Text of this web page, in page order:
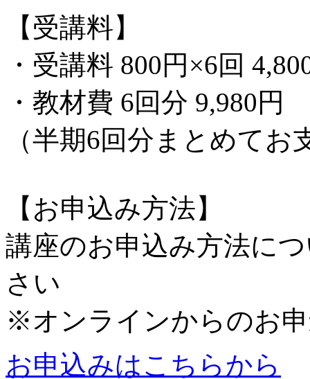
【受講料】
・受講料 800円×6回
・教材費 6回分 9,980円
（半期6回分まとめて
【お申込み方法】
講座のお申込み方法に
さい
※オンラインからのお
お申込みはこちらから